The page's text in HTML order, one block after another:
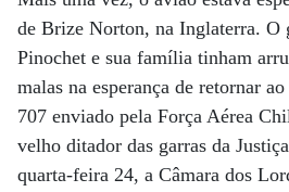
de Brize Norton, na Inglaterra. O
Pinochet e sua família tinham
malas na esperança de retornar
707 enviado pela Força Aérea
velho ditador das garras da
quarta-feira 24, a Câmara dos